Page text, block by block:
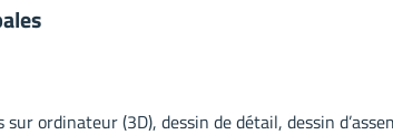
ordinateur (3D), dessin de détail, dessin